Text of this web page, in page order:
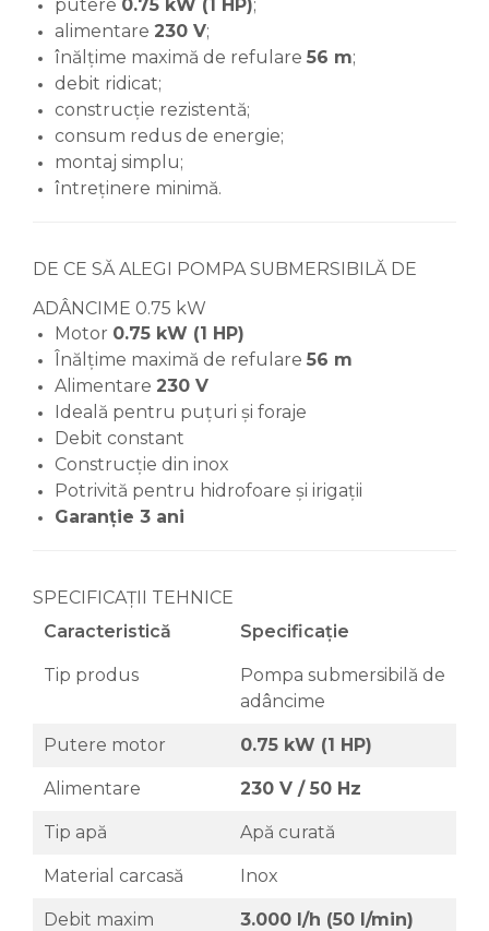
putere 0.75 kW (1 HP);
alimentare 230 V;
înălțime maximă de refulare 56 m;
debit ridicat;
construcție rezistentă;
consum redus de energie;
montaj simplu;
întreținere minimă.
DE CE SĂ ALEGI POMPA SUBMERSIBILĂ DE
ADÂNCIME 0.75 kW
Motor 0.75 kW (1 HP)
Înălțime maximă de refulare 56 m
Alimentare 230 V
Ideală pentru puțuri și foraje
Debit constant
Construcție din inox
Potrivită pentru hidrofoare și irigații
Garanție 3 ani
SPECIFICAȚII TEHNICE
Caracteristică
Specificație
Tip produs
Pompa submersibilă de
adâncime
Putere motor 0.75 kW (1 HP)
Alimentare 230 V / 50 Hz
Tip apă Apă curată
Material carcasă Inox
Debit maxim 3.000 l/h (50 l/min)